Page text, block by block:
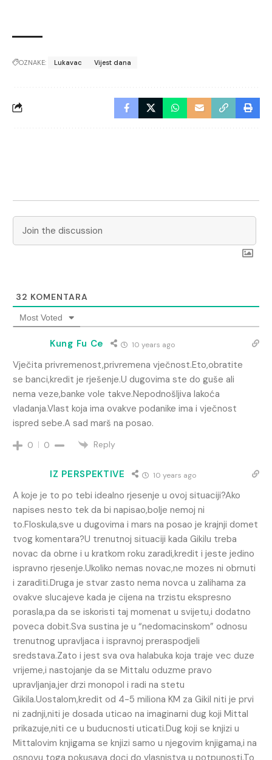
OZNAKE: Lukavac Vijest dana
32 KOMENTARA
Most Voted
Kung Fu Ce 10 years ago
Vječita privremenost,privremena vječnost.Eto,obratite
se banci,kredit je rješenje.U dugovima ste do guše ali
nema veze,banke vole takve.Nepodnošljiva lakoća
vladanja.Vlast koja ima ovakve podanike ima i vječnost
ispred sebe.A sad marš na posao.
0 0 Reply
IZ PERSPEKTIVE 10 years ago
A koje je to po tebi idealno rjesenje u ovoj situaciji?Ako
napises nesto tek da bi napisao,bolje nemoj ni
to.Floskula,sve u dugovima i mars na posao je krajnji domet
tvog komentara?U trenutnoj situaciji kada Gikilu treba
novac da obrne i u kratkom roku zaradi,kredit i jeste jedino
ispravno rjesenje.Ukoliko nemas novac,ne mozes ni obrnuti
i zaraditi.Druga je stvar zasto nema novca u zalihama za
ovakve slucajeve kada je cijena na trzistu ekspresno
porasla,pa da se iskoristi taj momenat u svijetu,i dodatno
poveca dobit.Sva sustina je u “nedomacinskom” odnosu
trenutnog upravljaca i ispravnoj preraspodjeli
sredstava.Zato i jest sva ova halabuka koja traje vec duze
vrijeme,i nastojanje da se Mittalu oduzme pravo
upravljanja,jer drzi monopol i radi na stetu
Gikila.Uostalom,kredit od 4-5 miliona KM za Gikil niti je prvi
ni zadnji,niti je dosada uticao na imaginarni dug koji Mittal
prikazuje,niti ce u buducnosti uticati.Dug koji se knjizi u
Mittalovim knjigama se knjizi samo u njegovim knjigama,i na